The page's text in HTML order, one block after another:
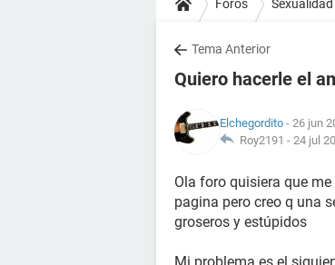
Foros Sexualidad
Tema Anterior
Quiero hacerle el
Elchegordito - 26 jun
Roy2191 - 24 jul
Ola foro quisiera que
pagina pero creo q una
groseros y estúpidos